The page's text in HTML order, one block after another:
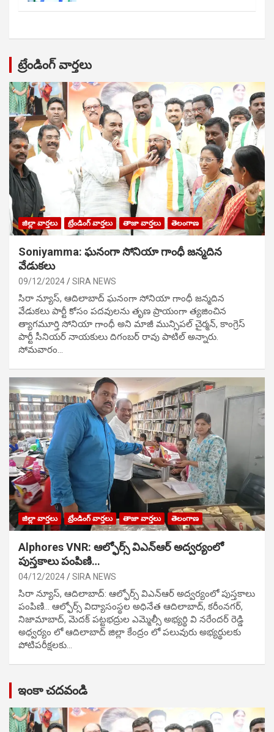
ట్రేండింగ్ వార్తలు
జిల్లా వార్తలు ట్రేండింగ్ వార్తలు తాజా వార్తలు తెలంగాణ
Soniyamma: ఘ‌నంగా సోనియా గాంధీ జ‌న్మ‌దిన
వేడుక‌లు
09/12/2024 SIRA NEWS
సిరా న్యూస్, ఆదిలాబాద్ ఘ‌నంగా సోనియా గాంధీ జ‌న్మ‌దిన
వేడుక‌లు పార్టీ కోసం ప‌ద‌వుల‌ను తృణ ప్రాయంగా త్య‌జించిన
త్యాగమూర్తి సోనియా గాంధీ అని మాజీ మున్సిప‌ల్ చైర్మ‌న్, కాంగ్రెస్
పార్టీ సీనియ‌ర్ నాయ‌కులు దిగంబ‌ర్ రావు పాటిల్ అన్నారు.
సోమవారం…
జిల్లా వార్తలు ట్రేండింగ్ వార్తలు తాజా వార్తలు తెలంగాణ
Alphores VNR: ఆల్ఫోర్స్ విఎన్ఆర్ అద్వర్యంలో
పుస్తకాలు పంపిణి…
04/12/2024 SIRA NEWS
సిరా న్యూస్, ఆదిలాబాద్: ఆల్ఫోర్స్ విఎన్ఆర్ అద్వర్యంలో పుస్తకాలు
పంపిణి… ఆల్ఫోర్స్ విద్యాసంస్థల అధినేత ఆదిలాబాద్, కరీంనగర్,
నిజామాబాద్, మెదక్ పట్టభద్రుల ఎమ్మెల్సీ అభ్యర్థి వి నరేందర్ రెడ్డి
అధ్వర్యం లో ఆదిలాబాద్ జిల్లా కేంద్రం లో పలువురు అభ్యర్థులకు
పోటిప‌రీక్ష‌ల‌కు…
ఇంకా చదవండి